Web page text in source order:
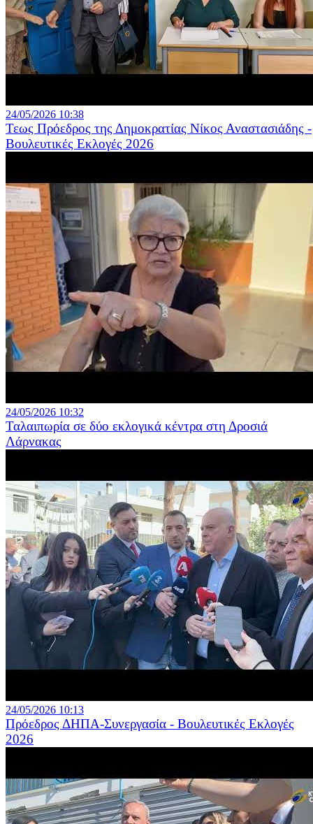
24/05/2026 10:38
Τεως Πρόεδρος της Δημοκρατίας Νίκος Αναστασιάδης -
Βουλευτικές Εκλογές 2026
24/05/2026 10:32
Ταλαιπωρία σε δύο εκλογικά κέντρα στη Δροσιά
Λάρνακας
24/05/2026 10:13
Πρόεδρος ΔΗΠΑ-Συνεργασία - Βουλευτικές Εκλογές
2026